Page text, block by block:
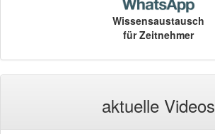
Wissensaustausch
für Zeitnehmer
aktuelle Videos